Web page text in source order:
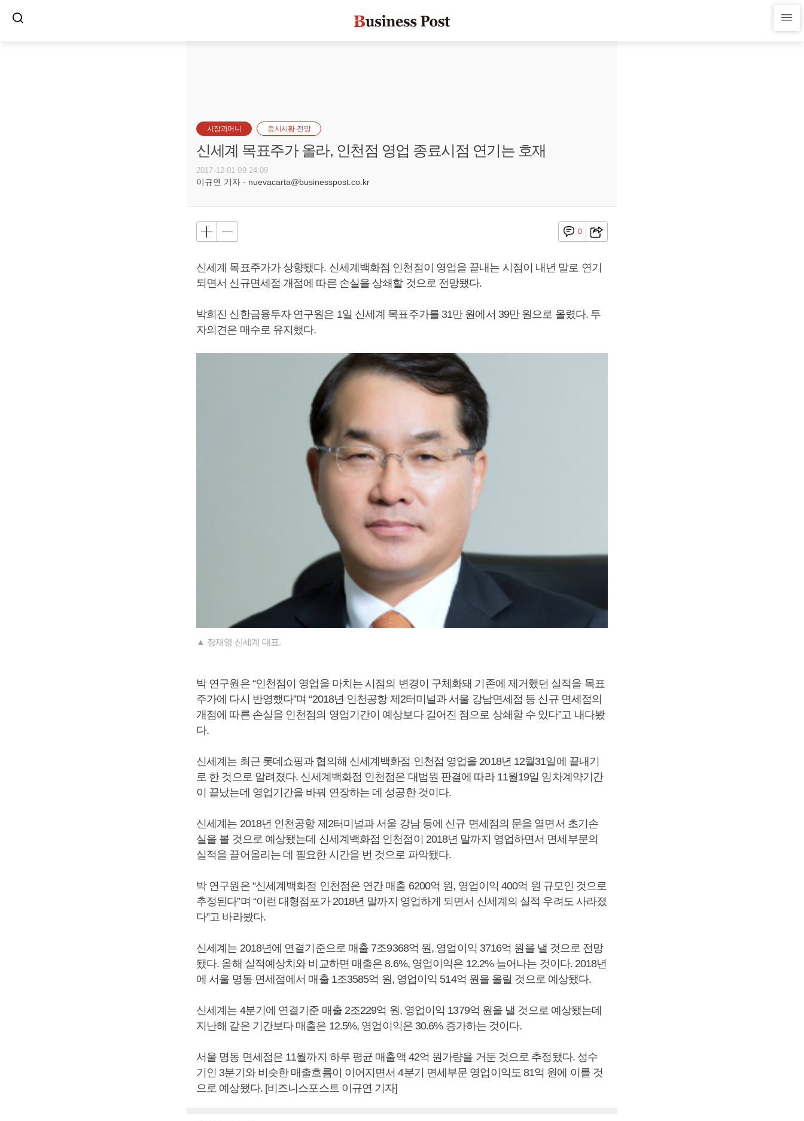
시장과머니 증시시황·전망
신세계 목표주가 올라, 인천점 영업 종료시점 연기는 호재
2017-12-01 09:24:09
이규연 기자 - nuevacarta@businesspost.co.kr
0
신세계 목표주가가 상향됐다. 신세계백화점 인천점이 영업을 끝내는 시점이 내년 말로 연기
되면서 신규면세점 개점에 따른 손실을 상쇄할 것으로 전망됐다.
박희진 신한금융투자 연구원은 1일 신세계 목표주가를 31만 원에서 39만 원으로 올렸다. 투
자의견은 매수로 유지했다.
▲ 장재영 신세계 대표.
박 연구원은 “인천점이 영업을 마치는 시점의 변경이 구체화돼 기존에 제거했던 실적을 목표
주가에 다시 반영했다”며 “2018년 인천공항 제2터미널과 서울 강남면세점 등 신규 면세점의
개점에 따른 손실을 인천점의 영업기간이 예상보다 길어진 점으로 상쇄할 수 있다”고 내다봤
다.
신세계는 최근 롯데쇼핑과 협의해 신세계백화점 인천점 영업을 2018년 12월31일에 끝내기
로 한 것으로 알려졌다. 신세계백화점 인천점은 대법원 판결에 따라 11월19일 임차계약기간
이 끝났는데 영업기간을 바꿔 연장하는 데 성공한 것이다.
신세계는 2018년 인천공항 제2터미널과 서울 강남 등에 신규 면세점의 문을 열면서 초기손
실을 볼 것으로 예상됐는데 신세계백화점 인천점이 2018년 말까지 영업하면서 면세부문의
실적을 끌어올리는 데 필요한 시간을 번 것으로 파악됐다.
박 연구원은 “신세계백화점 인천점은 연간 매출 6200억 원, 영업이익 400억 원 규모인 것으로
추정된다”며 “이런 대형점포가 2018년 말까지 영업하게 되면서 신세계의 실적 우려도 사라졌
다”고 바라봤다.
신세계는 2018년에 연결기준으로 매출 7조9368억 원, 영업이익 3716억 원을 낼 것으로 전망
됐다. 올해 실적예상치와 비교하면 매출은 8.6%, 영업이익은 12.2% 늘어나는 것이다. 2018년
에 서울 명동 면세점에서 매출 1조3585억 원, 영업이익 514억 원을 올릴 것으로 예상됐다.
신세계는 4분기에 연결기준 매출 2조229억 원, 영업이익 1379억 원을 낼 것으로 예상됐는데
지난해 같은 기간보다 매출은 12.5%, 영업이익은 30.6% 증가하는 것이다.
서울 명동 면세점은 11월까지 하루 평균 매출액 42억 원가량을 거둔 것으로 추정됐다. 성수
기인 3분기와 비슷한 매출흐름이 이어지면서 4분기 면세부문 영업이익도 81억 원에 이를 것
으로 예상됐다. [비즈니스포스트 이규연 기자]